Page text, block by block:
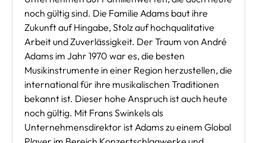
noch gültig sind. Die Familie Adams baut ihre
Zukunft auf Hingabe, Stolz auf hochqualitative
Arbeit und Zuverlässigkeit. Der Traum von André
Adams im Jahr 1970 war es, die besten
Musikinstrumente in einer Region herzustellen, die
international für ihre musikalischen Traditionen
bekannt ist. Dieser hohe Anspruch ist auch heute
noch gültig. Mit Frans Swinkels als
Unternehmensdirektor ist Adams zu einem Global